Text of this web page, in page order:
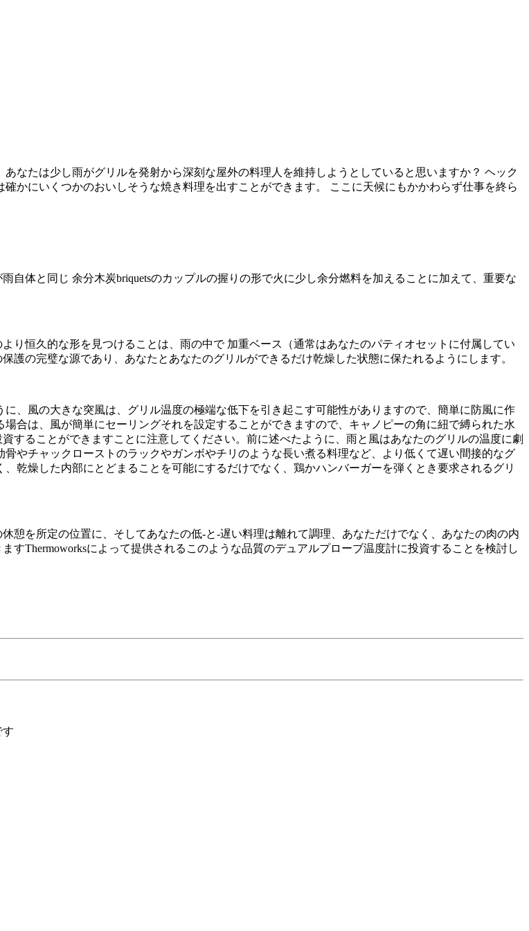
なたは少し雨がグリルを発射から深刻な屋外の料理人を維持しようとしていると思いますか？ ヘック
かにいくつかのおいしそうな焼き料理を出すことができます。 ここに天候にもかかわらず仕事を終ら
体と同じ 余分木炭briquetsのカップルの握りの形で火に少し余分燃料を加えることに加えて、重要な
り恒久的な形を見つけることは、雨の中で 加重ベース（通常はあなたのパティオセットに付属してい
護の完璧な源であり、あなたとあなたのグリルができるだけ乾燥した状態に保たれるようにします。
、風の大きな突風は、グリル温度の極端な低下を引き起こす可能性がありますので、簡単に防風に作
合は、風が簡単にセーリングそれを設定することができますので、キャノピーの角に紐で縛られた水
することができますことに注意してください。前に述べたように、雨と風はあなたのグリルの温度に劇
やチャックローストのラックやガンボやチリのような長い煮る料理など、より低くて遅い間接的なグ
乾燥した内部にとどまることを可能にするだけでなく、鶏かハンバーガーを弾くとき要求されるグリ
憩を所定の位置に、そしてあなたの低-と-遅い料理は離れて調理、あなただけでなく、あなたの肉の内
Thermoworksによって提供されるこのような品質のデュアルプローブ温度計に投資することを検討し
す